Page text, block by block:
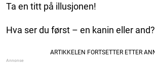
Ta en titt på illusjonen!
Hva ser du først – en kanin eller and?